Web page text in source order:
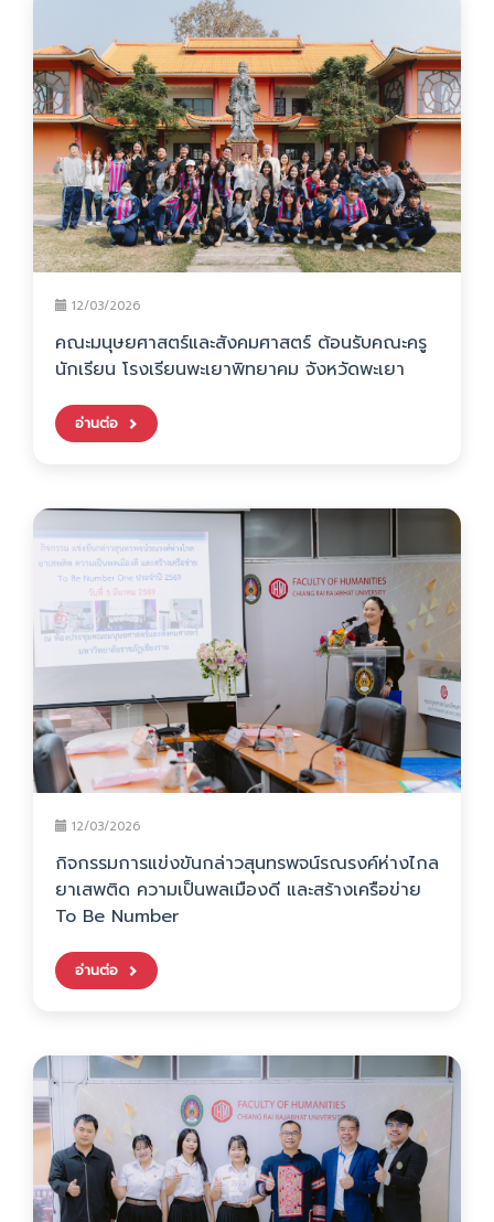
12/03/2026
คณะมนุษยศาสตร์และสังคมศาสตร์ ต้อนรับคณะครู
นักเรียน โรงเรียนพะเยาพิทยาคม จังหวัดพะเยา
อ่านต่อ
12/03/2026
กิจกรรมการแข่งขันกล่าวสุนทรพจน์รณรงค์ห่างไกล
ยาเสพติด ความเป็นพลเมืองดี และสร้างเครือข่าย
To Be Number
อ่านต่อ